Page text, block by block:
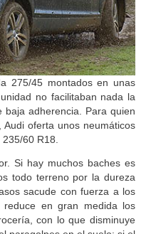
275/45 montados en unas
no facilitaban nada la
adherencia. Para quien
oferta unos neumáticos
60 R18.
Si hay muchos baches es
todo terreno por la dureza
sacude con fuerza a los
reduce en gran medida los
con lo que disminuye